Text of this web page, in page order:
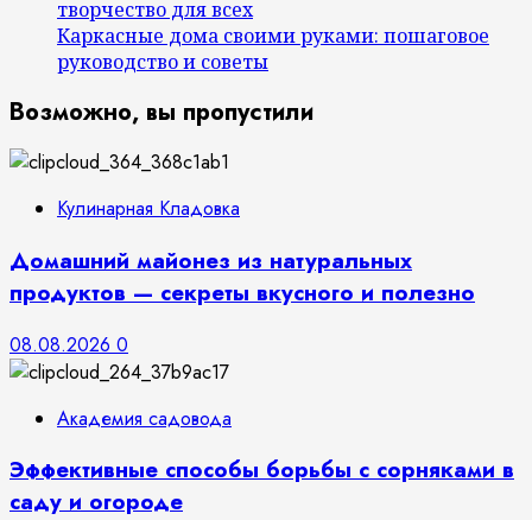
творчество для всех
Каркасные дома своими руками: пошаговое
руководство и советы
Возможно, вы пропустили
Кулинарная Кладовка
Домашний майонез из натуральных
продуктов — секреты вкусного и полезно
08.08.2026 0
Академия садовода
Эффективные способы борьбы с сорняками в
саду и огороде